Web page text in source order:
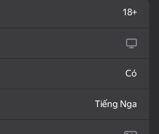
18+
Có
Tiếng Nga